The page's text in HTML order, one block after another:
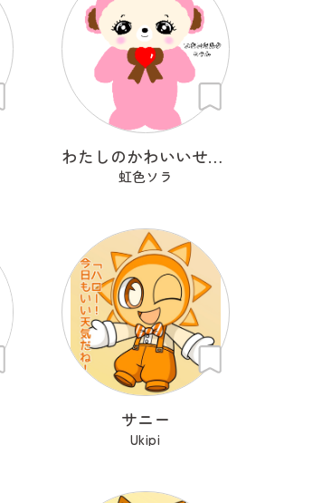
わたしのかわいいせかい
虹色ソラ
サニー
Ukipi